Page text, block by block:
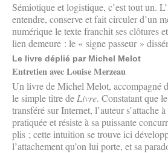
Sémiotique et logistique, c’est tout un.
entendre, conserve et fait circuler d’un
numérique le texte franchit ses clôtures
lien demeure : le « signe passeur »
Le livre déplié par Michel Melot
Entretien avec Louise Merzeau
Un livre de Michel Melot, accompagné
le simple titre de Livre. Constatant que
transféré sur Internet, l’auteur
pratiquée et résiste à sa puissante
plis ; cette intuition se trouve ici
l’attachement qu’on lui porte, et sa